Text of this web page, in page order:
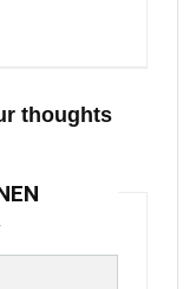
thoughts